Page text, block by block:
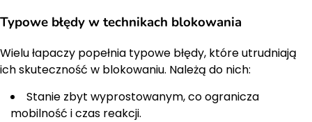
Typowe błędy w technikach blokowania
Wielu łapaczy popełnia typowe błędy, które utrudniają
ich skuteczność w blokowaniu. Należą do nich:
Stanie zbyt wyprostowanym, co ogranicza
mobilność i czas reakcji.